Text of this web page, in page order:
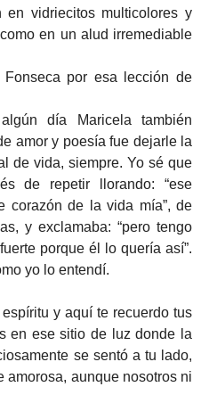
en vidriecitos multicolores y
en un alud irremediable
Fonseca por esa lección de
día Maricela también
amor y poesía fue dejarle la
de vida, siempre. Yo sé que
de repetir llorando: “ese
de la vida mía”, de
y exclamaba: “pero tengo
porque él lo quería así”.
yo lo entendí.
y aquí te recuerdo tus
en ese sitio de luz donde la
se sentó a tu lado,
amorosa, aunque nosotros ni